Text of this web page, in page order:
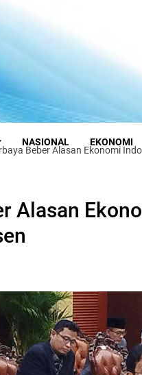
NASIONAL EKONOMI
Beber Alasan Ekonomi
Alasan